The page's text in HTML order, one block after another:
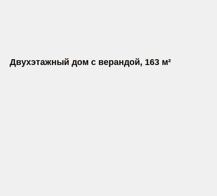
Двухэтажный дом с верандой, 163 м²